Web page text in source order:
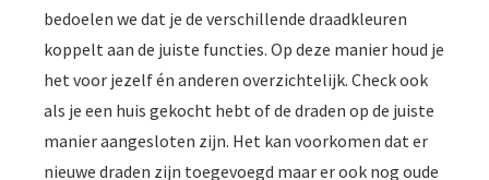
bedoelen we dat je de verschillende draadkleuren
koppelt aan de juiste functies. Op deze manier houd je
het voor jezelf én anderen overzichtelijk. Check ook
als je een huis gekocht hebt of de draden op de juiste
manier aangesloten zijn. Het kan voorkomen dat er
nieuwe draden zijn toegevoegd maar er ook nog oude